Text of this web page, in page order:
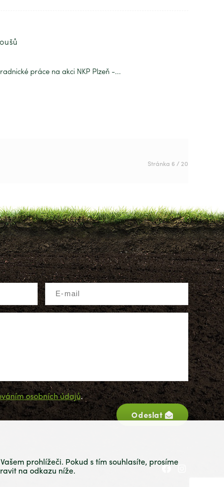
práce na akci NKP Plzeň -...
Stránka 6 / 20
osobních údajů.
Odeslat
prohlížeči. Pokud s tím souhlasíte, prosíme
na odkazu níže.